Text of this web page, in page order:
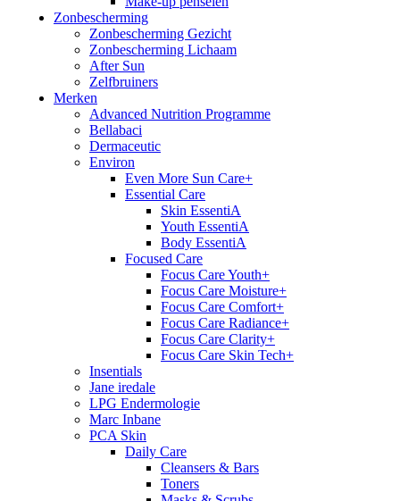
Zonbescherming
Zonbescherming Gezicht
Zonbescherming Lichaam
After Sun
Zelfbruiners
Merken
Advanced Nutrition Programme
Bellabaci
Dermaceutic
Environ
Even More Sun Care+
Essential Care
Skin EssentiA
Youth EssentiA
Body EssentiA
Focused Care
Focus Care Youth+
Focus Care Moisture+
Focus Care Comfort+
Focus Care Radiance+
Focus Care Clarity+
Focus Care Skin Tech+
Insentials
Jane iredale
LPG Endermologie
Marc Inbane
PCA Skin
Daily Care
Cleansers & Bars
Toners